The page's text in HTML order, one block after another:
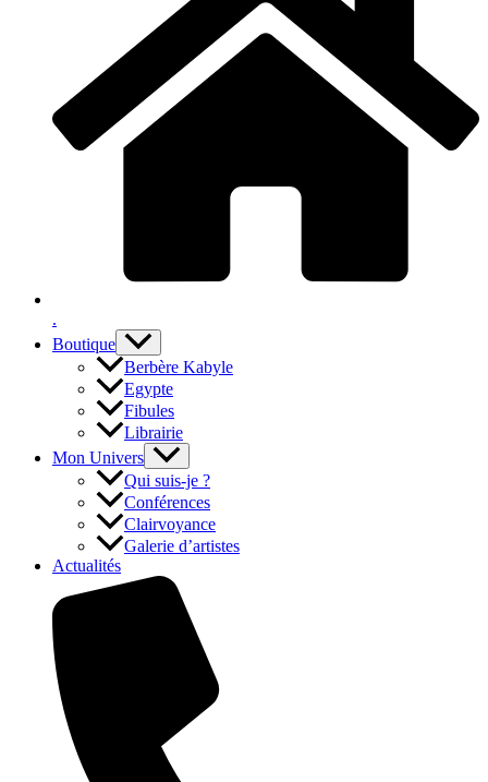
.
Boutique
Berbère Kabyle
Egypte
Fibules
Librairie
Mon Univers
Qui suis-je ?
Conférences
Clairvoyance
Galerie d’artistes
Actualités